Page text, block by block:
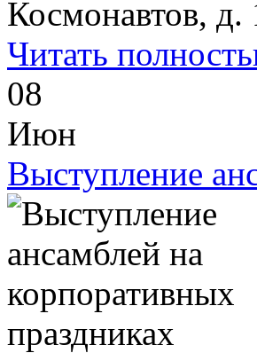
Космонавтов, д.
Читать
08
Июн
Выступление